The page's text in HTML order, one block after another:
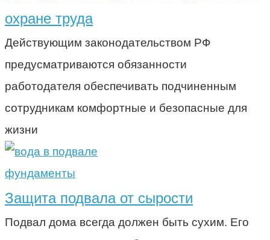
охране труда
Действующим законодательством РФ
предусматриваются обязанности
работодателя обеспечивать подчиненным
сотрудникам комфортные и безопасные для
жизни
фундаменты
Защита подвала от сырости
Подвал дома всегда должен быть сухим. Его